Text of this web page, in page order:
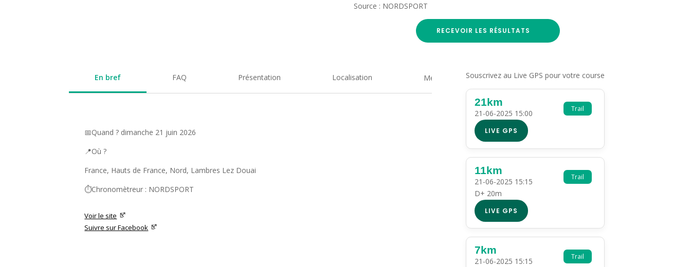
Source : NORDSPORT
RECEVOIR LES RÉSULTATS
En bref FAQ Présentation Localisation Medias
📅Quand ? dimanche 21 juin 2026
📍Où ?
France, Hauts de France, Nord, Lambres Lez Douai
⏱️Chronomètreur : NORDSPORT
Voir le site
Suivre sur Facebook
Souscrivez au Live GPS pour votre course
Trail
21km
21-06-2025 15:00
LIVE GPS
Trail
11km
21-06-2025 15:15
D+ 20m
LIVE GPS
Trail
7km
21-06-2025 15:15